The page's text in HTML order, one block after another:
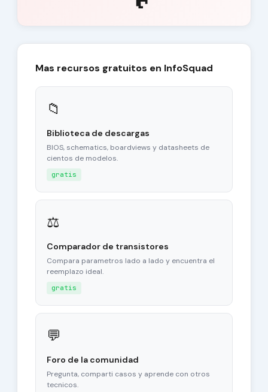
Mas recursos gratuitos en InfoSquad
📁
Biblioteca de descargas
BIOS, schematics, boardviews y datasheets de
cientos de modelos.
gratis
⚖
Comparador de transistores
Compara parametros lado a lado y encuentra el
reemplazo ideal.
gratis
💬
Foro de la comunidad
Pregunta, comparti casos y aprende con otros
tecnicos.